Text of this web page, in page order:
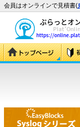
会員はオンラインで見積書(